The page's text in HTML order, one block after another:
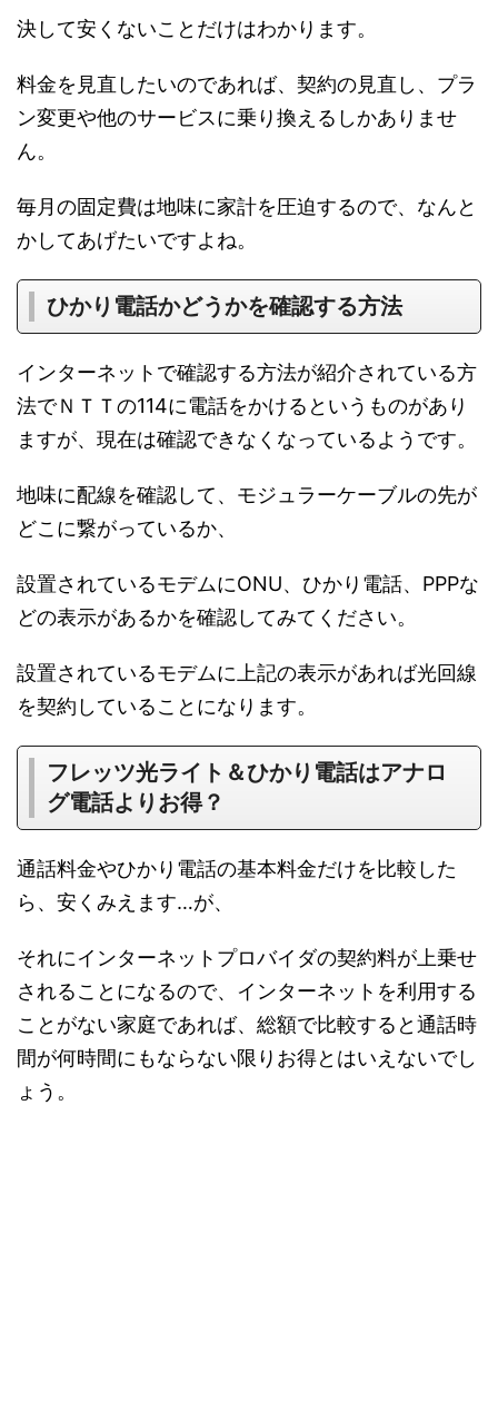
決して安くないことだけはわかります。
料金を見直したいのであれば、契約の見直し、プラ
ン変更や他のサービスに乗り換えるしかありませ
ん。
毎月の固定費は地味に家計を圧迫するので、なんと
かしてあげたいですよね。
ひかり電話かどうかを確認する方法
インターネットで確認する方法が紹介されている方
法でＮＴＴの114に電話をかけるというものがあり
ますが、現在は確認できなくなっているようです。
地味に配線を確認して、モジュラーケーブルの先が
どこに繋がっているか、
設置されているモデムにONU、ひかり電話、PPPな
どの表示があるかを確認してみてください。
設置されているモデムに上記の表示があれば光回線
を契約していることになります。
フレッツ光ライト＆ひかり電話はアナロ
グ電話よりお得？
通話料金やひかり電話の基本料金だけを比較した
ら、安くみえます…が、
それにインターネットプロバイダの契約料が上乗せ
されることになるので、インターネットを利用する
ことがない家庭であれば、総額で比較すると通話時
間が何時間にもならない限りお得とはいえないでし
ょう。